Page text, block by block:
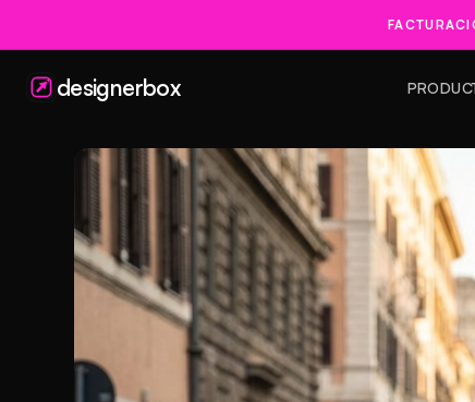
designerbox